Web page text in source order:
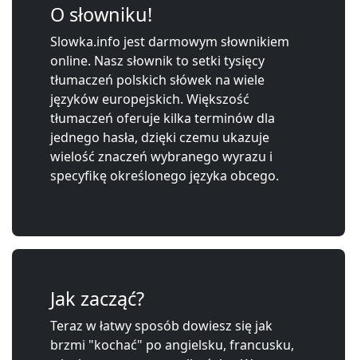
O słowniku!
Slowka.info jest darmowym słownikiem
online. Nasz słownik to setki tysięcy
tłumaczeń polskich słówek na wiele
języków europejskich. Większość
tłumaczeń oferuje kilka terminów dla
jednego hasła, dzięki czemu ukazuje
wielość znaczeń wybranego wyrazu i
specyfikę określonego języka obcego.
Jak zacząć?
Teraz w łatwy sposób dowiesz się jak
brzmi "kochać" po angielsku, francusku,